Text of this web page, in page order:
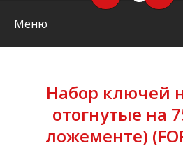
Меню
Набор ключей
отогнутые на
ложементе)